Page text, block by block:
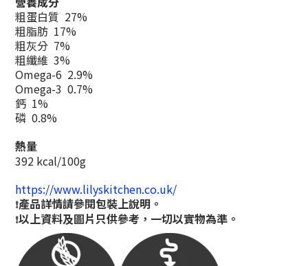
粗蛋白質 27%
粗脂肪 17%
粗灰分 7%
粗纖維 3%
Omega-6 2.9%
Omega-3 0.7%
鈣 1%
磷 0.8%
熱量
392 kcal/100g
https://www.lilyskitchen.co.uk/
❗產品詳情請參閱包裝上說明。
❗以上資料及圖片只供參考，一切以實物為準。